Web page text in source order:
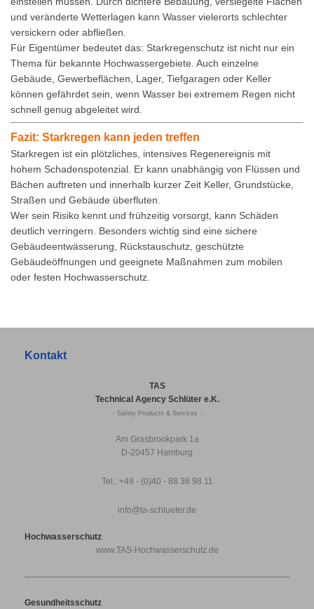
und veränderte Wetterlagen kann Wasser vielerorts schlechter
versickern oder abfließen.
Für Eigentümer bedeutet das: Starkregenschutz ist nicht nur ein
Thema für bekannte Hochwassergebiete. Auch einzelne
Gebäude, Gewerbeflächen, Lager, Tiefgaragen oder Keller
können gefährdet sein, wenn Wasser bei extremem Regen nicht
schnell genug abgeleitet wird.
Fazit: Starkregen kann jeden treffen
Starkregen ist ein plötzliches, intensives Regenereignis mit
hohem Schadenspotenzial. Er kann unabhängig von Flüssen und
Bächen auftreten und innerhalb kurzer Zeit Keller, Grundstücke,
Straßen und Gebäude überfluten.
Wer sein Risiko kennt und frühzeitig vorsorgt, kann Schäden
deutlich verringern. Besonders wichtig sind eine sichere
Gebäudeentwässerung, Rückstauschutz, geschützte
Gebäudeöffnungen und geeignete Maßnahmen zum mobilen
oder festen Hochwasserschutz.
Kontakt
TAS
Technical Agency Schlüter e.K.
- Safety Products & Services -
Am Grasbrookpark 1a
D-20457 Hamburg
Tel.: +49 - (0)40 - 88 36 98 11
info@ta-schlueter.de
Hochwasserschutz
www.TAS-Hochwasserschutz.de
Gesundheitsschutz